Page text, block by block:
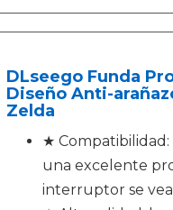
DLseego Funda
Diseño Anti-
Zelda
★
una excelente
interruptor se